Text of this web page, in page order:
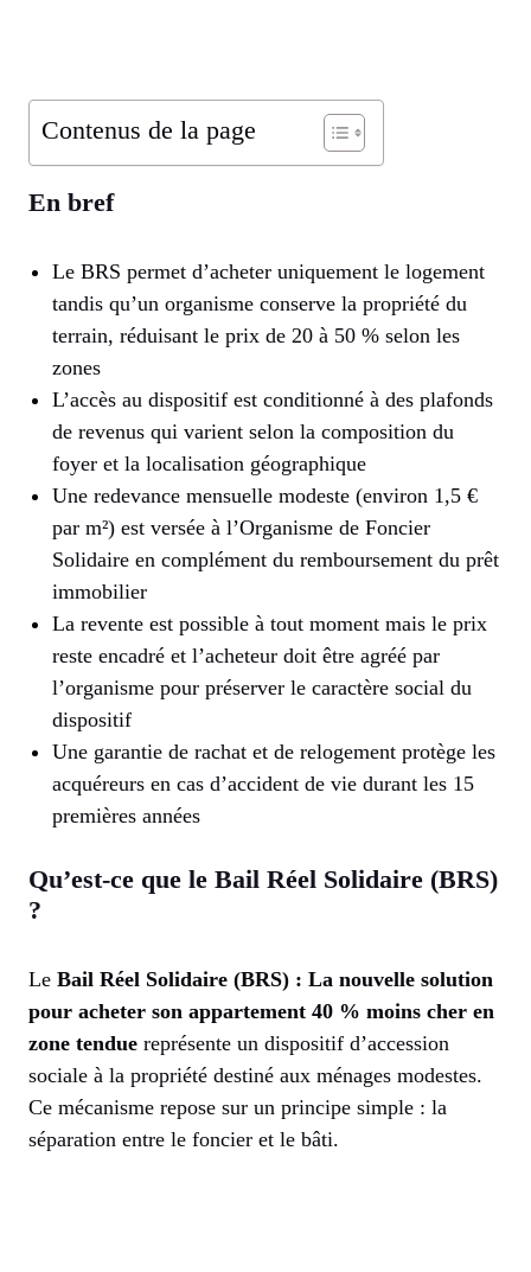
Contenus de la page
En bref
Le BRS permet d’acheter uniquement le logement
tandis qu’un organisme conserve la propriété du
terrain, réduisant le prix de 20 à 50 % selon les
zones
L’accès au dispositif est conditionné à des plafonds
de revenus qui varient selon la composition du
foyer et la localisation géographique
Une redevance mensuelle modeste (environ 1,5 €
par m²) est versée à l’Organisme de Foncier
Solidaire en complément du remboursement du prêt
immobilier
La revente est possible à tout moment mais le prix
reste encadré et l’acheteur doit être agréé par
l’organisme pour préserver le caractère social du
dispositif
Une garantie de rachat et de relogement protège les
acquéreurs en cas d’accident de vie durant les 15
premières années
Qu’est-ce que le Bail Réel Solidaire (BRS)
?
Le Bail Réel Solidaire (BRS) : La nouvelle solution
pour acheter son appartement 40 % moins cher en
zone tendue représente un dispositif d’accession
sociale à la propriété destiné aux ménages modestes.
Ce mécanisme repose sur un principe simple : la
séparation entre le foncier et le bâti.